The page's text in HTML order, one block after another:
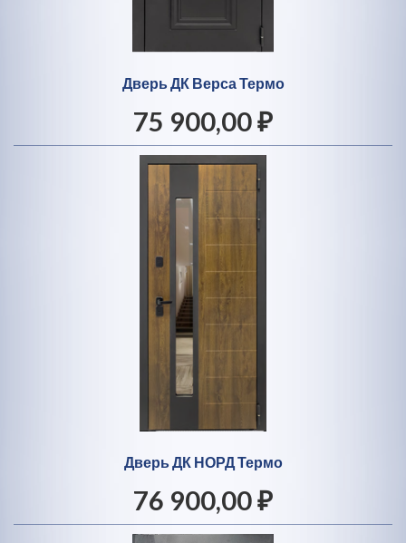
Дверь ДК Верса Термо
75 900,00 ₽
Дверь ДК НОРД Термо
76 900,00 ₽